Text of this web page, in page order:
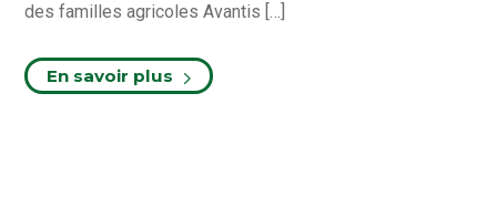
des familles agricoles Avantis […]
En savoir plus